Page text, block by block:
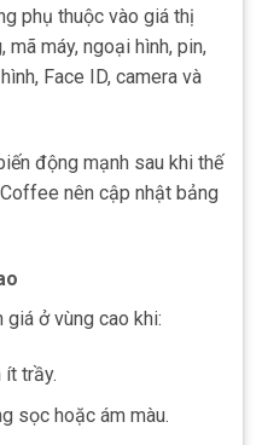
phụ thuộc vào giá thị
máy, ngoại hình, pin,
Face ID, camera và
động mạnh sau khi thế
nên cập nhật bảng
ở vùng cao khi:
ít trầy.
sọc hoặc ám màu.